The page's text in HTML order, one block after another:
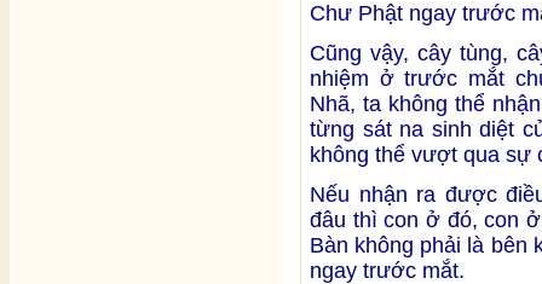
Chư Phật ngay trước
Cũng vậy, cây tùng,
nhiệm ở trước mắt
Nhã, ta không thể
từng sát na sinh diệt
không thể vượt qua sự
Nếu nhận ra được
đâu thì con ở đó, con
Bàn không phải là bên
ngay trước mắt.